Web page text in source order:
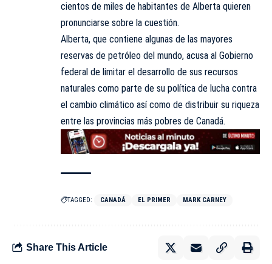
cientos de miles de habitantes de Alberta quieren
pronunciarse sobre la cuestión.
Alberta, que contiene algunas de las mayores
reservas de petróleo del mundo, acusa al Gobierno
federal de limitar el desarrollo de sus recursos
naturales como parte de su política de lucha contra
el cambio climático así como de distribuir su riqueza
entre las provincias más pobres de Canadá.
TAGGED: CANADÁ EL PRIMER MARK CARNEY
Share This Article